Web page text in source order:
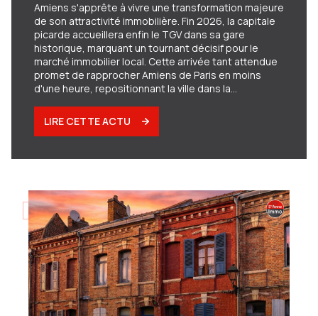
Amiens s'apprête à vivre une transformation majeure
de son attractivité immobilière. Fin 2026, la capitale
picarde accueillera enfin le TGV dans sa gare
historique, marquant un tournant décisif pour le
marché immobilier local. Cette arrivée tant attendue
promet de rapprocher Amiens de Paris en moins
d'une heure, repositionnant la ville dans la
Pour les propriétaires, les investisseurs et les futurs
acquéreurs, comprendre les dynamiques qui se
pour anticiper les évolutions du marché amiénois.
LIRE CETTE ACTU
02/12/2025